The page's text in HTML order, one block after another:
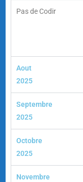
Pas de Codir
Aout
2025
Septembre
2025
Octobre
2025
Novembre